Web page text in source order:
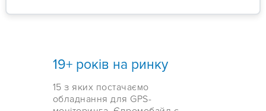
19+ років на ринку
15 з яких постачаємо
обладнання для GPS-